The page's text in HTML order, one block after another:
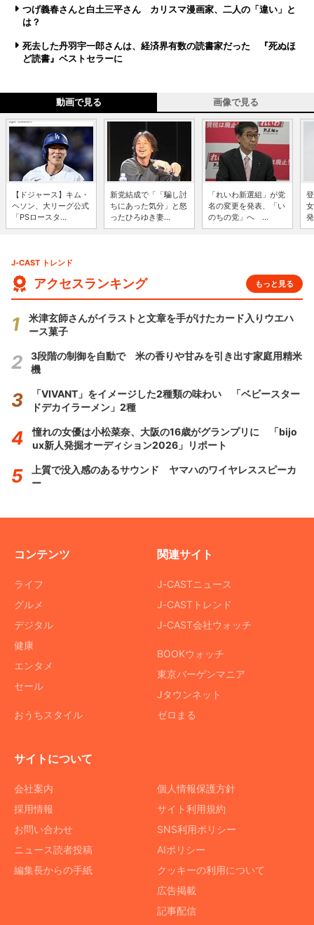
つげ義春さんと白土三平さん カリスマ漫画家、二人の「違い」と
は？
死去した丹羽宇一郎さんは、経済界有数の読書家だった 『死ぬほ
ど読書』ベストセラーに
動画で見る 画像で見る
【ドジャース】キム・
ヘソン、大リーグ公式
「PSロースタ...
新党結成で「「騙し討
ちにあった気分」と怒
ったひろゆき妻...
「れいわ新選組」が党
名の変更を発表、「い
のちの党」へ ...
J-CAST トレンド
アクセスランキング もっと見る
米津玄師さんがイラストと文章を手がけたカード入りウエハ
ース菓子
3段階の制御を自動で 米の香りや甘みを引き出す家庭用精米
機
「VIVANT」をイメージした2種類の味わい 「ベビースター
ドデカイラーメン」2種
憧れの女優は小松菜奈、大阪の16歳がグランプリに 「bijo
ux新人発掘オーディション2026」リポート
上質で没入感のあるサウンド ヤマハのワイヤレススピーカ
ー
コンテンツ
ライフ
グルメ
デジタル
健康
エンタメ
セール
おうちスタイル
関連サイト
J-CASTニュース
J-CASTトレンド
J-CAST会社ウォッチ
BOOKウォッチ
東京バーゲンマニア
Jタウンネット
ゼロまる
サイトについて
会社案内
採用情報
お問い合わせ
ニュース読者投稿
編集長からの手紙
個人情報保護方針
サイト利用規約
SNS利用ポリシー
AIポリシー
クッキーの利用について
広告掲載
記事配信